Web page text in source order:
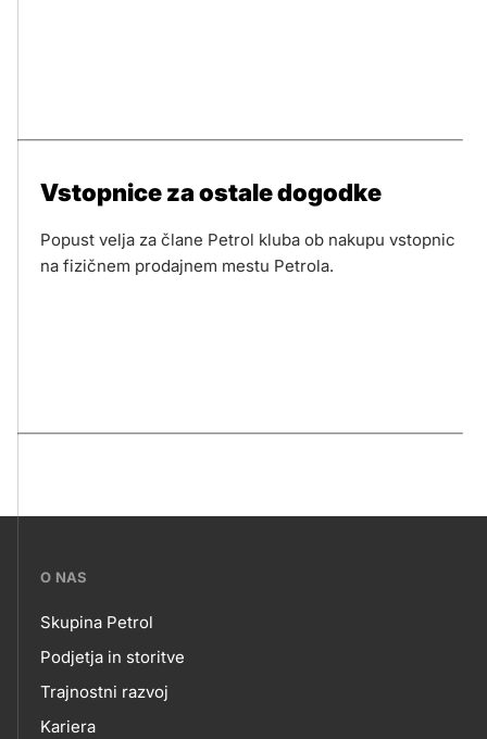
Vstopnice za ostale dogodke
Popust velja za člane Petrol kluba ob nakupu vstopnic
na fizičnem prodajnem mestu Petrola.
???
skupno.footer-
title???
O NAS
O
NAS
Skupina Petrol
Podjetja in storitve
Trajnostni razvoj
Kariera